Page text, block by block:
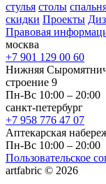
стулья столы
скидки Проекты
Правовая
москва
+7 901 129 00 60
Нижняя
строение 9
Пн-Вс 10:00 – 20:00
санкт-петербург
+7 958 776 47 07
Аптекарская
Пн-Вс 10:00 – 20:00
Пользовательское
artfabric © 2026